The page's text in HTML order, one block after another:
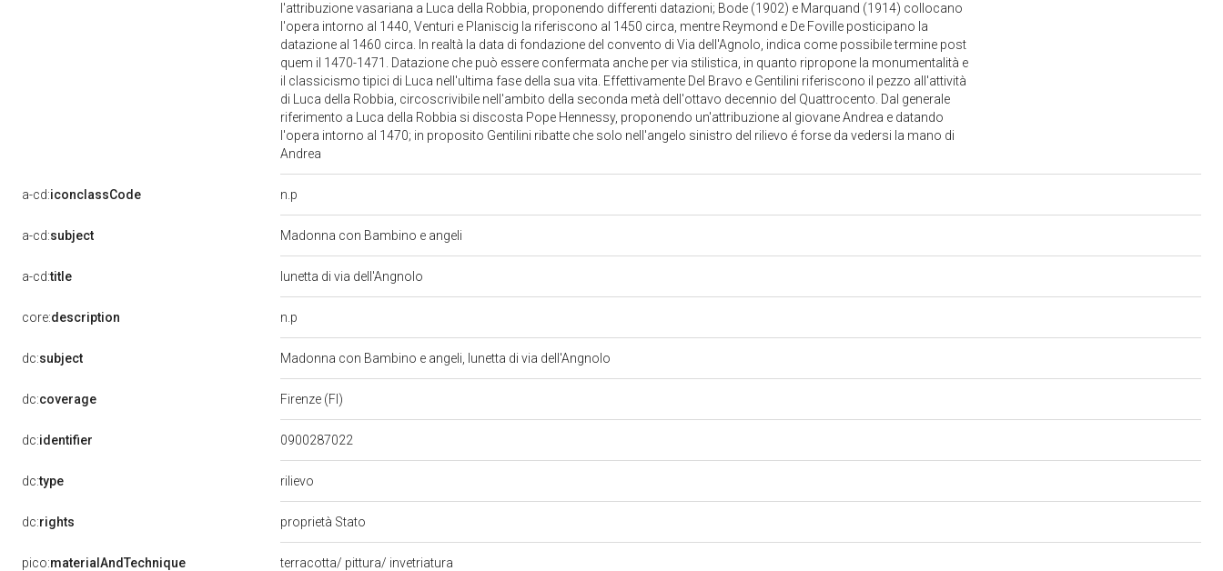
l'attribuzione vasariana a Luca della Robbia, proponendo differenti datazioni; Bode (1902) e Marquand (1914) collocano
l'opera intorno al 1440, Venturi e Planiscig la riferiscono al 1450 circa, mentre Reymond e De Foville posticipano la
datazione al 1460 circa. In realtà la data di fondazione del convento di Via dell'Agnolo, indica come possibile termine post
quem il 1470-1471. Datazione che può essere confermata anche per via stilistica, in quanto ripropone la monumentalità e
il classicismo tipici di Luca nell'ultima fase della sua vita. Effettivamente Del Bravo e Gentilini riferiscono il pezzo all'attività
di Luca della Robbia, circoscrivibile nell'ambito della seconda metà dell'ottavo decennio del Quattrocento. Dal generale
riferimento a Luca della Robbia si discosta Pope Hennessy, proponendo un'attribuzione al giovane Andrea e datando
l'opera intorno al 1470; in proposito Gentilini ribatte che solo nell'angelo sinistro del rilievo é forse da vedersi la mano di
Andrea
a-cd:iconclassCode n.p
a-cd:subject Madonna con Bambino e angeli
a-cd:title lunetta di via dell'Angnolo
core:description n.p
dc:subject Madonna con Bambino e angeli, lunetta di via dell'Angnolo
dc:coverage Firenze (FI)
dc:identifier 0900287022
dc:type rilievo
dc:rights proprietà Stato
pico:materialAndTechnique terracotta/ pittura/ invetriatura